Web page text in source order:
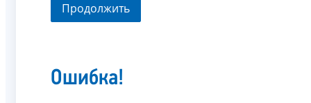
Продолжить
Ошибка!